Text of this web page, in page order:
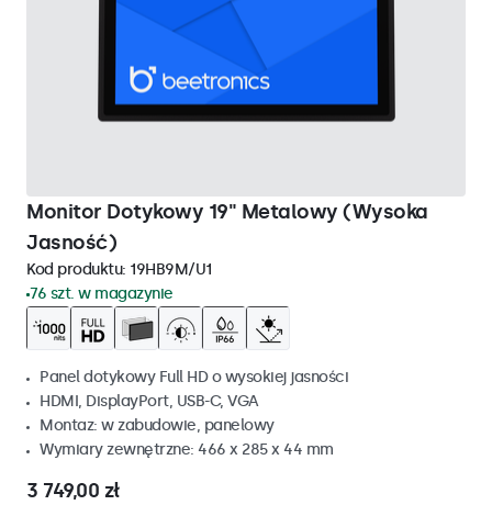
Monitor Dotykowy 19" Metalowy (Wysoka
Jasność)
Kod produktu: 19HB9M/U1
76 szt. w magazynie
Panel dotykowy Full HD o wysokiej jasności
HDMI, DisplayPort, USB-C, VGA
Montaz: w zabudowie, panelowy
Wymiary zewnętrzne: 466 x 285 x 44 mm
3 749,00 zł